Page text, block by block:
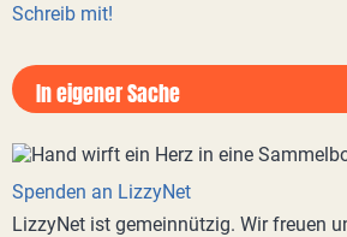
Schreib mit!
In eigener Sache
Spenden an LizzyNet
LizzyNet ist gemeinnützig. Wir freuen